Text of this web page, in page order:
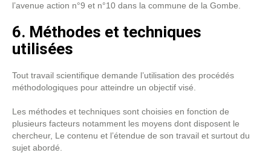
l’avenue action n°9 et n°10 dans la commune de la Gombe.
6. Méthodes et techniques
utilisées
Tout travail scientifique demande l’utilisation des procédés
méthodologiques pour atteindre un objectif visé.
Les méthodes et techniques sont choisies en fonction de
plusieurs facteurs notamment les moyens dont disposent le
chercheur, Le contenu et l’étendue de son travail et surtout du
sujet abordé.